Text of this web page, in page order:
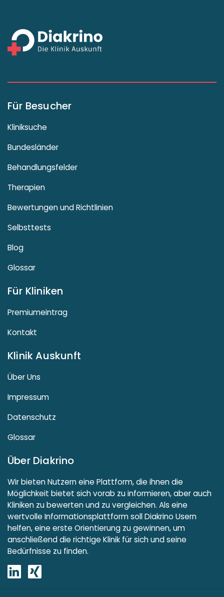
Für Besucher
Kliniksuche
Bundesländer
Behandlungsfelder
Therapien
Bewertungen und Richtlinien
Selbsttests
Blog
Glossar
Für Kliniken
Premiumeintrag
Kontakt
Klinik Auskunft
Über Uns
Impressum
Datenschutz
Glossar
Über Diakrino
Wir bieten Nutzern eine Plattform, die ihnen die
Möglichkeit bietet sich vorab zu informieren, aber auch
Kliniken zu bewerten und zu vergleichen. Als eine
wertvolle Informationsplattform soll Diakrino Usern
helfen, eine erste Orientierung zu gewinnen, um
anschließend die richtige Klinik für sich und seine
Bedürfnisse zu finden.